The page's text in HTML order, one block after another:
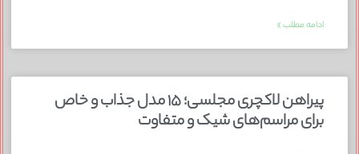
ادامه مطلب »
پیراهن لاکچری مجلسی؛ ۱۵ مدل جذاب و خاص
برای مراسم‌های شیک و متفاوت